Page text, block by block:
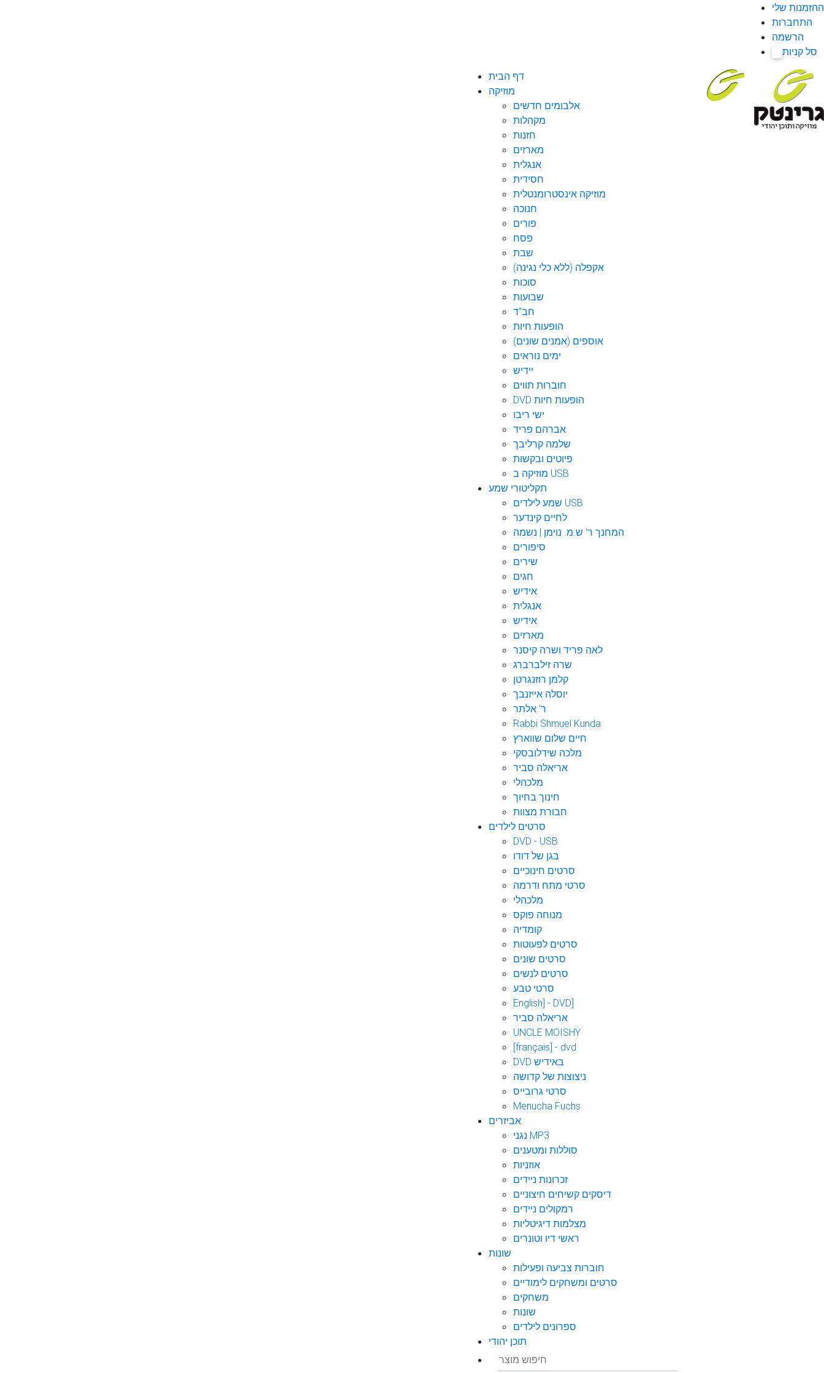
ההזמנות שלי
התחברות
הרשמה
סל קניות
דף הבית
מוזיקה
אלבומים חדשים
מקהלות
חזנות
מארזים
אנגלית
חסידית
מוזיקה אינסטרומנטלית
חנוכה
פורים
פסח
שבת
אקפלה (ללא כלי נגינה)
סוכות
שבועות
חב"ד
הופעות חיות
אוספים (אמנים שונים)
ימים נוראים
יידיש
חוברות תווים
DVD הופעות חיות
ישי ריבו
אברהם פריד
שלמה קרליבך
פיוטים ובקשות
מוזיקה ב USB
תקליטורי שמע
שמע לילדים USB
לחיים קינדער
המחנך ר' ש.מ. נוימן | נשמה
סיפורים
שירים
חגים
אידיש
אנגלית
אידיש
מארזים
לאה פריד ושרה קיסנר
שרה זילברברג
קלמן רוזנגרטן
יוסלה אייזנבך
ר' אלתר
Rabbi Shmuel Kunda
חיים שלום שווארץ
מלכה שידלובסקי
אריאלה סביר
מלכהלי
חינוך בחיוך
חבורת מצוות
סרטים לילדים
DVD - USB
בגן של דודו
סרטים חינוכיים
סרטי מתח ודרמה
מלכהלי
מנוחה פוקס
קומדיה
סרטים לפעוטות
סרטים שונים
סרטים לנשים
סרטי טבע
English] - DVD]
אריאלה סביר
UNCLE MOISHY
[français] - dvd
DVD באידיש
ניצוצות של קדושה
סרטי גרובייס
Menucha Fuchs
אביזרים
נגני MP3
סוללות ומטענים
אוזניות
זכרונות ניידים
דיסקים קשיחים חיצוניים
רמקולים ניידים
מצלמות דיגיטליות
ראשי דיו וטונרים
שונות
חוברות צביעה ופעילות
סרטים ומשחקים לימודיים
משחקים
שונות
ספרונים לילדים
תוכן יהודי